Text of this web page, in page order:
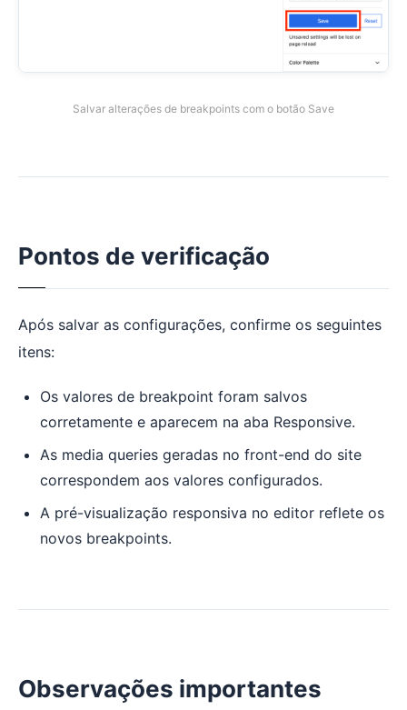
Salvar alterações de breakpoints com o botão Save
Pontos de verificação
Após salvar as configurações, confirme os seguintes
itens:
Os valores de breakpoint foram salvos
corretamente e aparecem na aba Responsive.
As media queries geradas no front-end do site
correspondem aos valores configurados.
A pré-visualização responsiva no editor reflete os
novos breakpoints.
Observações importantes